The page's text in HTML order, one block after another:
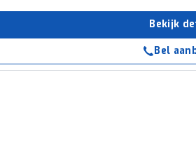
Bekijk
Bel